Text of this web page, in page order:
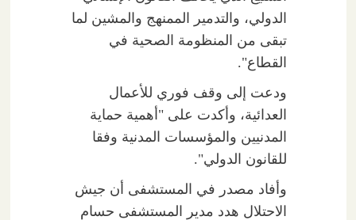
الدولي، والتدمير الممنهج والمشين لما
تبقى من المنظومة الصحية في
القطاع".
ودعت إلى وقف فوري للأعمال
العدائية، وأكدت على "أهمية حماية
المدنيين والمؤسسات المدنية وفقا
للقانون الدولي".
وأفاد مصدر في المستشفى أن جيش
الاحتلال هدد مدير المستشفى حسام